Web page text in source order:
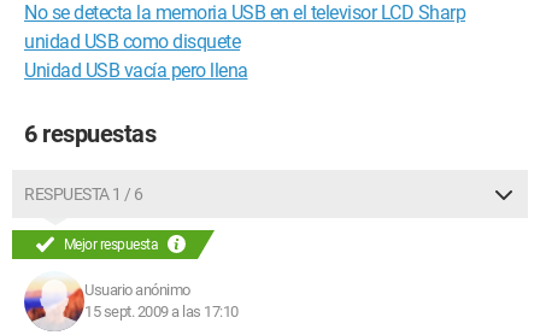
No se detecta la memoria USB en el televisor LCD Sharp
unidad USB como disquete
Unidad USB vacía pero llena
6 respuestas
RESPUESTA 1 / 6
Mejor respuesta
Usuario anónimo
15 sept. 2009 a las 17:10